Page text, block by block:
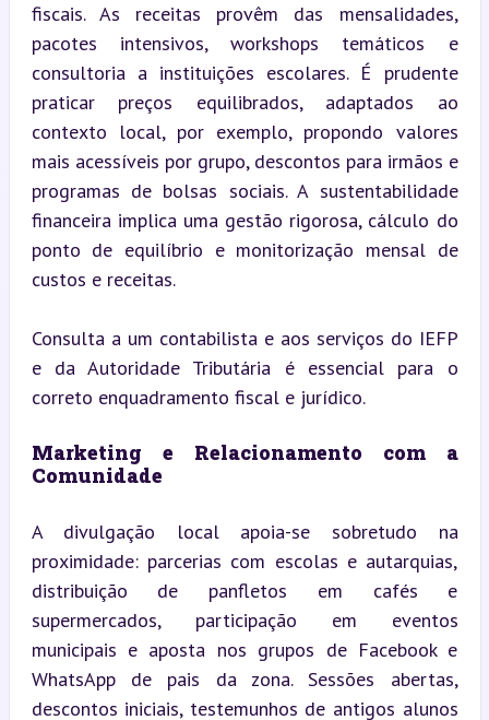
fiscais. As receitas provêm das mensalidades,
pacotes intensivos, workshops temáticos e
consultoria a instituições escolares. É prudente
praticar preços equilibrados, adaptados ao
contexto local, por exemplo, propondo valores
mais acessíveis por grupo, descontos para irmãos e
programas de bolsas sociais. A sustentabilidade
financeira implica uma gestão rigorosa, cálculo do
ponto de equilíbrio e monitorização mensal de
custos e receitas.
Consulta a um contabilista e aos serviços do IEFP
e da Autoridade Tributária é essencial para o
correto enquadramento fiscal e jurídico.
Marketing e Relacionamento com a
Comunidade
A divulgação local apoia-se sobretudo na
proximidade: parcerias com escolas e autarquias,
distribuição de panfletos em cafés e
supermercados, participação em eventos
municipais e aposta nos grupos de Facebook e
WhatsApp de pais da zona. Sessões abertas,
descontos iniciais, testemunhos de antigos alunos